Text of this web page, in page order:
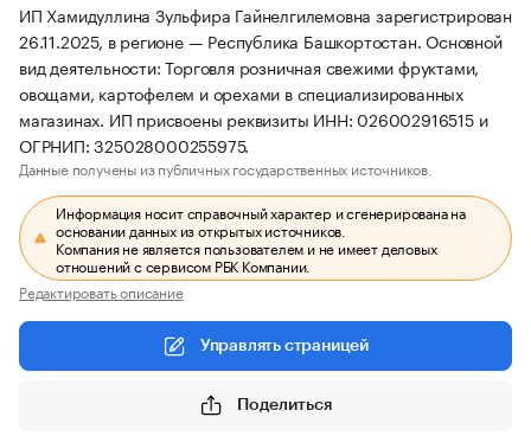
ИП Хамидуллина Зульфира Гайнелгилемовна зарегистрирован
26.11.2025, в регионе — Республика Башкортостан. Основной
вид деятельности: Торговля розничная свежими фруктами,
овощами, картофелем и орехами в специализированных
магазинах. ИП присвоены реквизиты ИНН: 026002916515 и
ОГРНИП: 325028000255975.
Данные получены из публичных государственных источников.
Информация носит справочный характер и сгенерирована на
основании данных из открытых источников.
Компания не является пользователем и не имеет деловых
отношений с сервисом РБК Компании.
Редактировать описание
Управлять страницей
Поделиться